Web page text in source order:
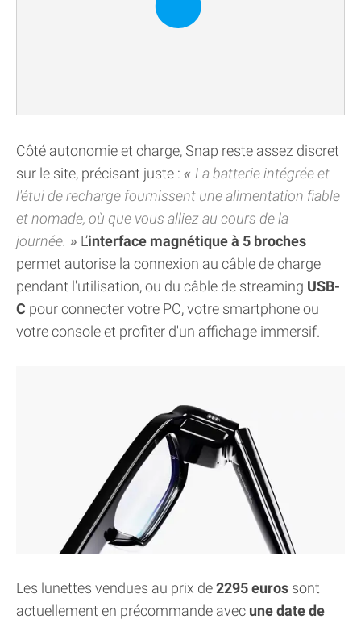
Côté autonomie et charge, Snap reste assez discret
sur le site, précisant juste :
La batterie intégrée et
l'étui de recharge fournissent une alimentation fiable
et nomade, où que vous alliez au cours de la
journée.
L’interface magnétique à 5 broches
permet autorise la connexion au câble de charge
pendant l'utilisation, ou du câble de streaming USB-
C pour connecter votre PC, votre smartphone ou
votre console et profiter d'un affichage immersif.
Les lunettes vendues au prix de2295 euros sont
actuellement en précommande avec une date de